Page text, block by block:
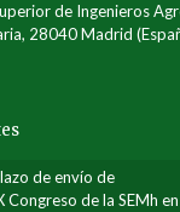
de Ingenieros
28040 Madrid
de envío de
Congreso de la SEMh en